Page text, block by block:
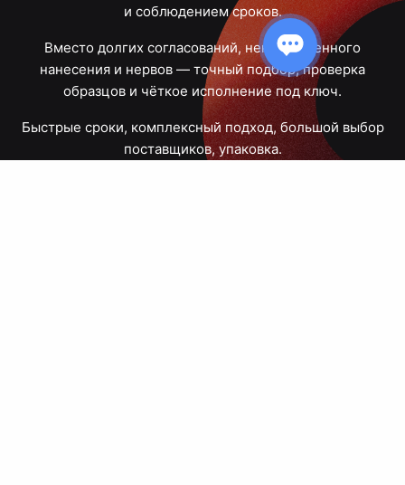
и соблюдением сроков.
Вместо долгих согласований, некачественного
нанесения и нервов — точный подбор, проверка
образцов и чёткое исполнение под ключ.
Быстрые сроки, комплексный подход, большой выбор
поставщиков, упаковка.